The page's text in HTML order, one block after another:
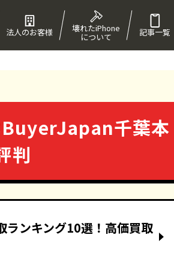
法人のお客様 壊れたiPhone
について 記事一覧
BuyerJapan千葉本
判
ンキング10選！高価買取